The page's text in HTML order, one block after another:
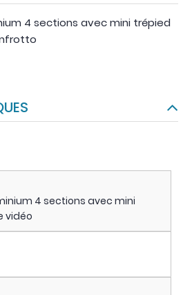
4 sections avec mini trépied
4 sections avec mini
vidéo